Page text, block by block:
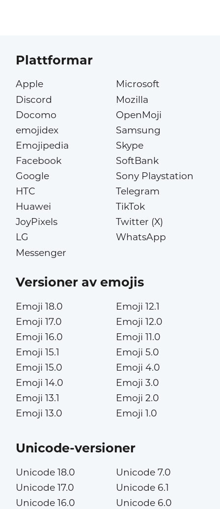
Plattformar
Apple
Discord
Docomo
emojidex
Emojipedia
Facebook
Google
HTC
Huawei
JoyPixels
LG
Messenger
Microsoft
Mozilla
OpenMoji
Samsung
Skype
SoftBank
Sony Playstation
Telegram
TikTok
Twitter (X)
WhatsApp
Versioner av emojis
Emoji 18.0
Emoji 17.0
Emoji 16.0
Emoji 15.1
Emoji 15.0
Emoji 14.0
Emoji 13.1
Emoji 13.0
Emoji 12.1
Emoji 12.0
Emoji 11.0
Emoji 5.0
Emoji 4.0
Emoji 3.0
Emoji 2.0
Emoji 1.0
Unicode-versioner
Unicode 18.0
Unicode 17.0
Unicode 16.0
Unicode 7.0
Unicode 6.1
Unicode 6.0